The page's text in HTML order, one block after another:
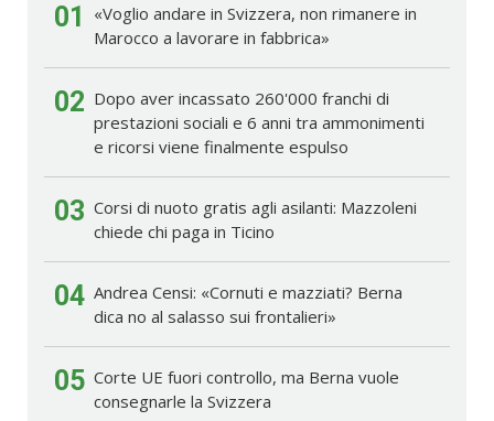
01
«Voglio andare in Svizzera, non rimanere in
Marocco a lavorare in fabbrica»
02 Dopo aver incassato 260'000 franchi di
prestazioni sociali e 6 anni tra ammonimenti
e ricorsi viene finalmente espulso
03 Corsi di nuoto gratis agli asilanti: Mazzoleni
chiede chi paga in Ticino
04 Andrea Censi: «Cornuti e mazziati? Berna
dica no al salasso sui frontalieri»
05 Corte UE fuori controllo, ma Berna vuole
consegnarle la Svizzera